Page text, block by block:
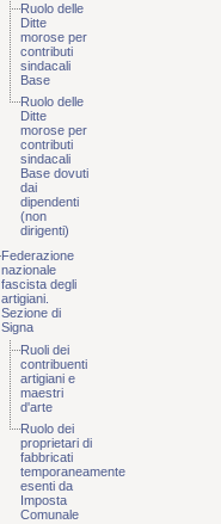
Ruolo delle
Ditte
morose per
contributi
sindacali
Base
Ruolo delle
Ditte
morose per
contributi
sindacali
Base dovuti
dai
dipendenti
(non
dirigenti)
Federazione
nazionale
fascista degli
artigiani.
Sezione di
Signa
Ruoli dei
contribuenti
artigiani e
maestri
d'arte
Ruolo dei
proprietari di
fabbricati
temporaneamente
esenti da
Imposta
Comunale